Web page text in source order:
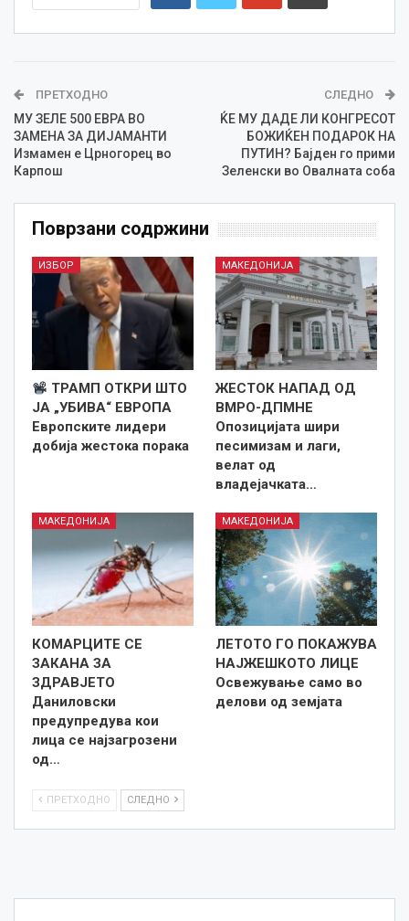
ПРЕТХОДНО
МУ ЗЕЛЕ 500 ЕВРА ВО
ЗАМЕНА ЗА ДИЈАМАНТИ
Измамен е Црногорец во
Карпош
СЛЕДНО
ЌЕ МУ ДАДЕ ЛИ КОНГРЕСОТ
БОЖИЌЕН ПОДАРОК НА
ПУТИН? Бајден го прими
Зеленски во Овалната соба
Поврзани содржини
ИЗБОР
ТРАМП ОТКРИ ШТО
ЈА „УБИВА“ ЕВРОПА
Европските лидери
добија жестока порака
МАКЕДОНИЈА
ЖЕСТОК НАПАД ОД
ВМРО-ДПМНЕ
Опозицијата шири
песимизам и лаги,
велат од
владејачката…
МАКЕДОНИЈА
КОМАРЦИТЕ СЕ
ЗАКАНА ЗА
ЗДРАВЈЕТО
Даниловски
предупредува кои
лица се најзагрозени
од…
МАКЕДОНИЈА
ЛЕТОТО ГО ПОКАЖУВА
НАЈЖЕШКОТО ЛИЦE
Освежување само во
делови од земјата
ПРЕТХОДНО СЛЕДНО